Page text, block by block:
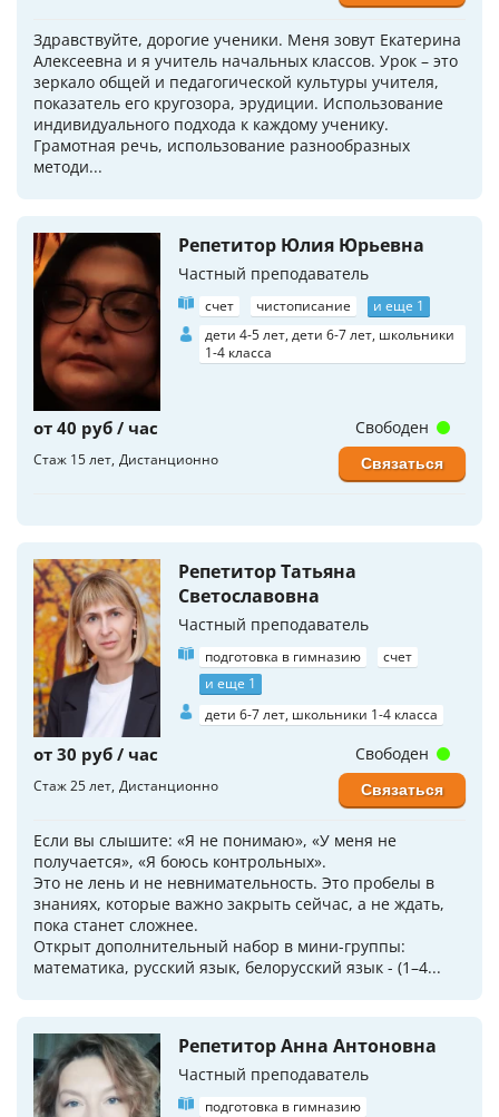
Здравствуйте, дорогие ученики. Меня зовут Екатерина
Алексеевна и я учитель начальных классов. Урок – это
зеркало общей и педагогической культуры учителя,
показатель его кругозора, эрудиции. Использование
индивидуального подхода к каждому ученику.
Грамотная речь, использование разнообразных
методи...
Репетитор Юлия Юрьевна
Частный преподаватель
счет чистописание
и еще 1
дети 4-5 лет, дети 6-7 лет, школьники
1-4 класса
от 40 руб / час
Стаж 15 лет Дистанционно
Свободен
Связаться
Репетитор Татьяна
Светославовна
Частный преподаватель
подготовка в гимназию
счет
и еще 1
дети 6-7 лет, школьники 1-4 класса
от 30 руб / час
Стаж 25 лет Дистанционно
Если вы слышите: «Я не понимаю», «У меня не
получается», «Я боюсь контрольных».
Это не лень и не невнимательность. Это пробелы в
знаниях, которые важно закрыть сейчас, а не ждать,
пока станет сложнее.
Открыт дополнительный набор в мини-группы:
математика, русский язык, белорусский язык - (1–4...
Свободен
Связаться
Репетитор Анна Антоновна
Частный преподаватель
подготовка в гимназию